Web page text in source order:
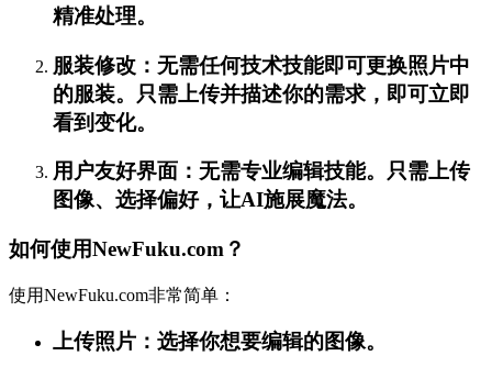
精准处理。
服装修改：无需任何技术技能即可更换照片中
的服装。只需上传并描述你的需求，即可立即
看到变化。
用户友好界面：无需专业编辑技能。只需上传
图像、选择偏好，让AI施展魔法。
如何使用NewFuku.com？
使用NewFuku.com非常简单：
上传照片：选择你想要编辑的图像。